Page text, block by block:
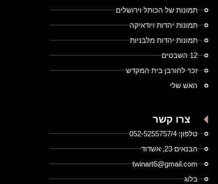
תמונות של הכותל וירושלים
תמונות יהדות ויודאיקה
תמונות יהדות מלבניות
12 השבטים
זכר לחורבן בית המקדש
האש שלי
צרו קשר
טלפון: 052-5255757/4
הבנאים 23, אשדוד
twinart6@gmail.com
בלוג